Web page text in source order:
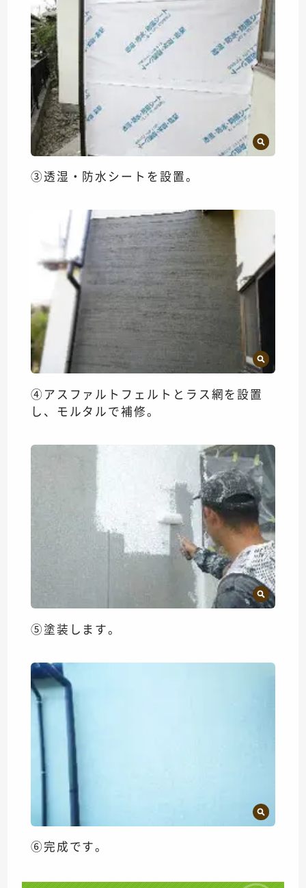
③透湿・防水シートを設置。
④アスファルトフェルトとラス網を設置
し、モルタルで補修。
⑤塗装します。
⑥完成です。